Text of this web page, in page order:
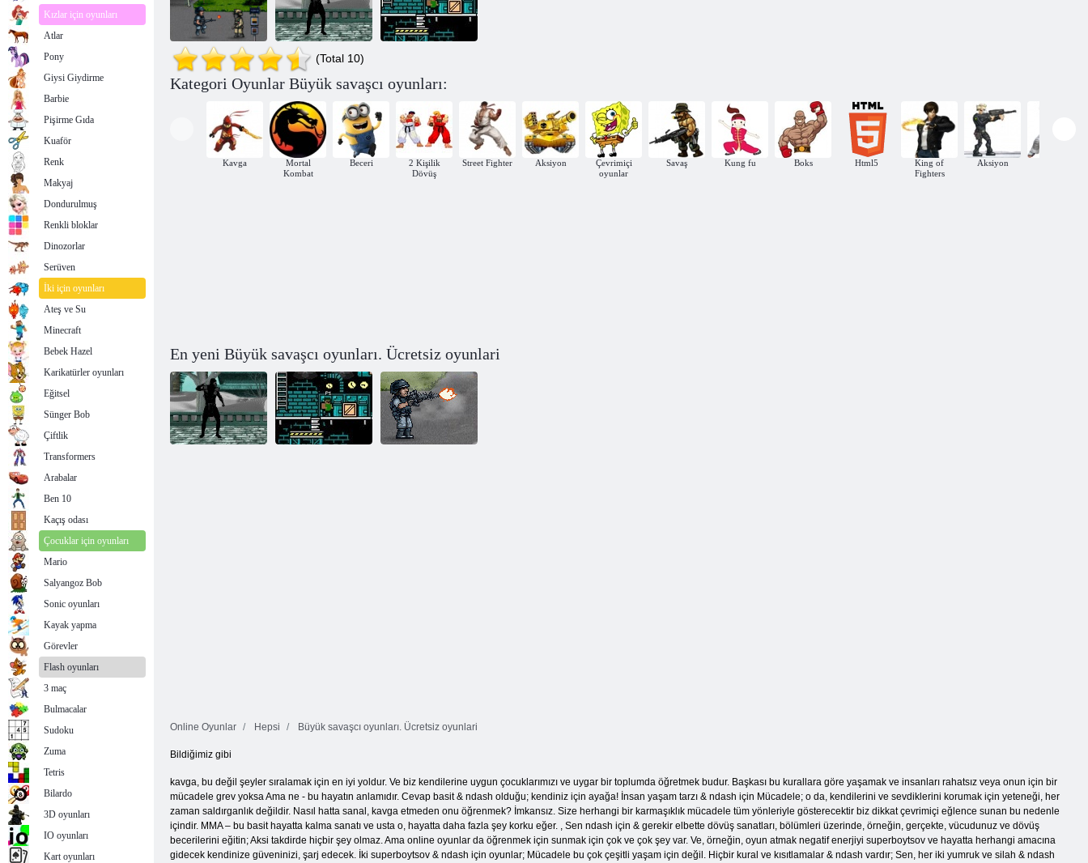
Mortal Kombat:
Carnage
(Total 10)
Kategori Oyunlar Büyük savaşcı oyunları:
Kavga
Mortal
Kombat
Beceri
2 Kişilik
Dövüş
Street Fighter Aksiyon
Çevrimiçi
oyunlar
Savaş Kung fu Boks Html5
King of
Fighters
Aksiyon
En yeni Büyük savaşcı oyunları. Ücretsiz oyunlari
Online Oyunlar Hepsi Büyük savaşcı oyunları. Ücretsiz oyunlari
Bildiğimiz gibi
kavga, bu değil şeyler sıralamak için en iyi yoldur. Ve biz kendilerine uygun çocuklarımızı ve uygar bir toplumda öğretmek budur. Başkası bu kurallara göre yaşamak ve insanları rahatsız veya onun için bir
mücadele grev yoksa Ama ne - bu hayatın anlamıdır. Cevap basit & ndash olduğu; kendiniz için ayağa! İnsan yaşam tarzı & ndash için Mücadele; o da, kendilerini ve sevdiklerini korumak için yeteneği, her
zaman saldırganlık değildir. Nasıl hatta sanal, kavga etmeden onu öğrenmek? İmkansız. Size herhangi bir karmaşıklık mücadele tüm yönleriyle gösterecektir biz dikkat çevrimiçi eğlence sunan bu nedenle
içindir. MMA – bu basit hayatta kalma sanatı ve usta o, hayatta daha fazla şey korku eğer. , Sen ndash için & gerekir elbette dövüş sanatları, bölümleri üzerinde, örneğin, gerçekte, vücudunuz ve dövüş
becerilerini eğitin; Aksi takdirde hiçbir şey olmaz. Ama online oyunlar da öğrenmek için sunmak için çok ve çok şey var. Ve, örneğin, oyun atmak negatif enerjiyi superboytsov ve hayatta herhangi amacına
gidecek kendinize güveninizi, şarj edecek. İki superboytsov & ndash için oyunlar; Mücadele bu çok çeşitli yaşam için değil. Hiçbir kural ve kısıtlamalar & ndash vardır; Sen, her iki yumruk ve silah & ndash
Kızlar için oyunları
Atlar
Pony
Giysi Giydirme
Barbie
Pişirme Gıda
Kuaför
Renk
Makyaj
Dondurulmuş
Renkli bloklar
Dinozorlar
Serüven
İki için oyunları
Ateş ve Su
Minecraft
Bebek Hazel
Karikatürler oyunları
Eğitsel
Sünger Bob
Çiftlik
Transformers
Arabalar
Ben 10
Kaçış odası
Çocuklar için oyunları
Mario
Salyangoz Bob
Sonic oyunları
Kayak yapma
Görevler
Flash oyunları
3 maç
Bulmacalar
Sudoku
Zuma
Tetris
Bilardo
3D oyunları
IO oyunları
Kart oyunları